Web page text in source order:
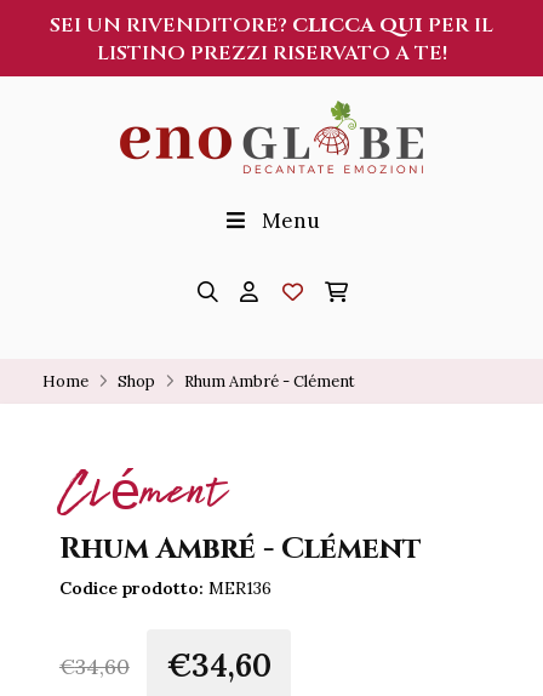
SEI UN RIVENDITORE? CLICCA QUI PER IL
LISTINO PREZZI RISERVATO A TE!
Menu
Home Shop Rhum Ambré - Clément
Clément
Rhum Ambré - Clément
Codice prodotto: MER136
€34,60 €34,60